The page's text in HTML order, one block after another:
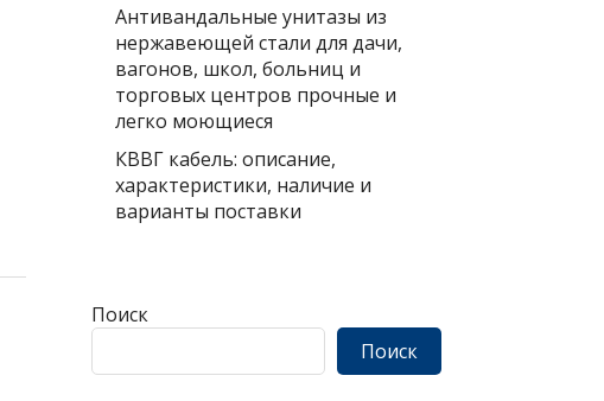
Антивандальные унитазы из
нержавеющей стали для дачи,
вагонов, школ, больниц и
торговых центров прочные и
легко моющиеся
КВВГ кабель: описание,
характеристики, наличие и
варианты поставки
Поиск
Поиск